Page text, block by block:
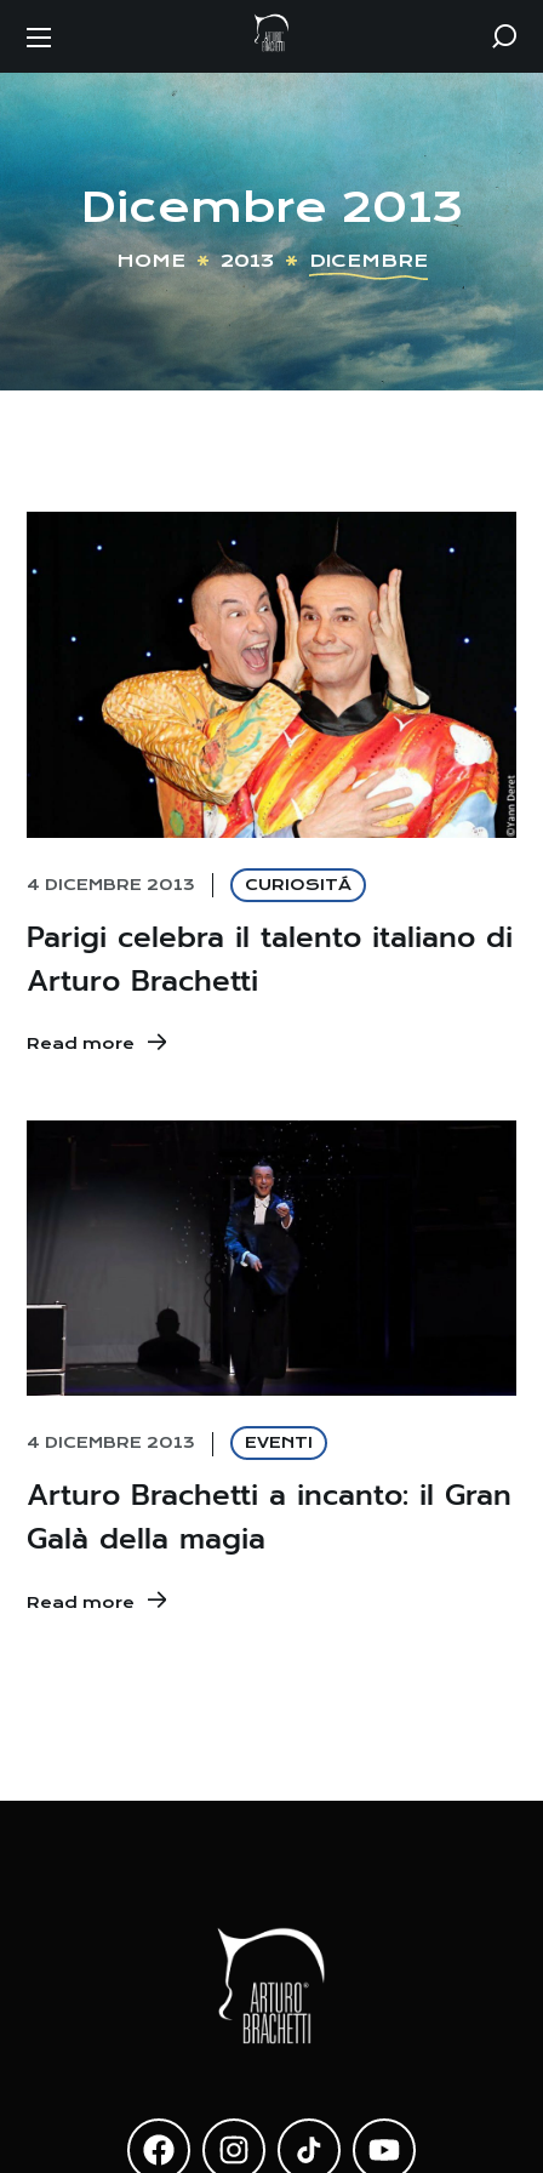
Dicembre 2013
HOME 2013 DICEMBRE
4 DICEMBRE 2013 CURIOSITÁ
Parigi celebra il talento italiano di
Arturo Brachetti
Read more
4 DICEMBRE 2013 EVENTI
Arturo Brachetti a incanto: il Gran
Galà della magia
Read more